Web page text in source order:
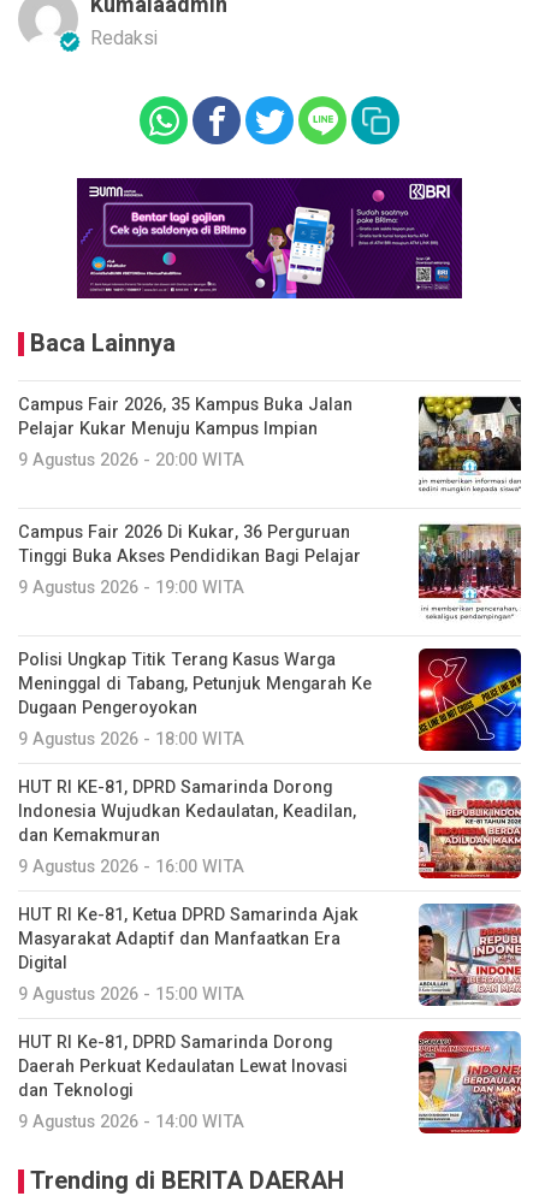
Redaksi
Baca Lainnya
Campus Fair 2026, 35 Kampus Buka Jalan
Pelajar Kukar Menuju Kampus Impian
9 Agustus 2026 - 20:00 WITA
Campus Fair 2026 Di Kukar, 36 Perguruan
Tinggi Buka Akses Pendidikan Bagi Pelajar
9 Agustus 2026 - 19:00 WITA
Polisi Ungkap Titik Terang Kasus Warga
Meninggal di Tabang, Petunjuk Mengarah Ke
Dugaan Pengeroyokan
9 Agustus 2026 - 18:00 WITA
HUT RI KE-81, DPRD Samarinda Dorong
Indonesia Wujudkan Kedaulatan, Keadilan,
dan Kemakmuran
9 Agustus 2026 - 16:00 WITA
HUT RI Ke-81, Ketua DPRD Samarinda Ajak
Masyarakat Adaptif dan Manfaatkan Era
Digital
9 Agustus 2026 - 15:00 WITA
HUT RI Ke-81, DPRD Samarinda Dorong
Daerah Perkuat Kedaulatan Lewat Inovasi
dan Teknologi
9 Agustus 2026 - 14:00 WITA
Trending di BERITA DAERAH